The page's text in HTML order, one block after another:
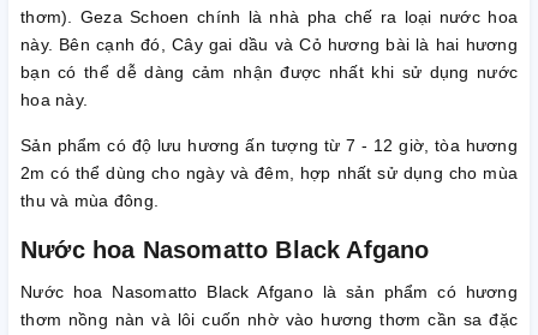
thơm). Geza Schoen chính là nhà pha chế ra loại nước hoa
này. Bên cạnh đó, Cây gai dầu và Cỏ hương bài là hai hương
bạn có thể dễ dàng cảm nhận được nhất khi sử dụng nước
hoa này.
Sản phẩm có độ lưu hương ấn tượng từ 7 - 12 giờ, tòa hương
2m có thể dùng cho ngày và đêm, hợp nhất sử dụng cho mùa
thu và mùa đông.
Nước hoa Nasomatto Black Afgano
Nước hoa Nasomatto Black Afgano là sản phẩm có hương
thơm nồng nàn và lôi cuốn nhờ vào hương thơm cần sa đặc